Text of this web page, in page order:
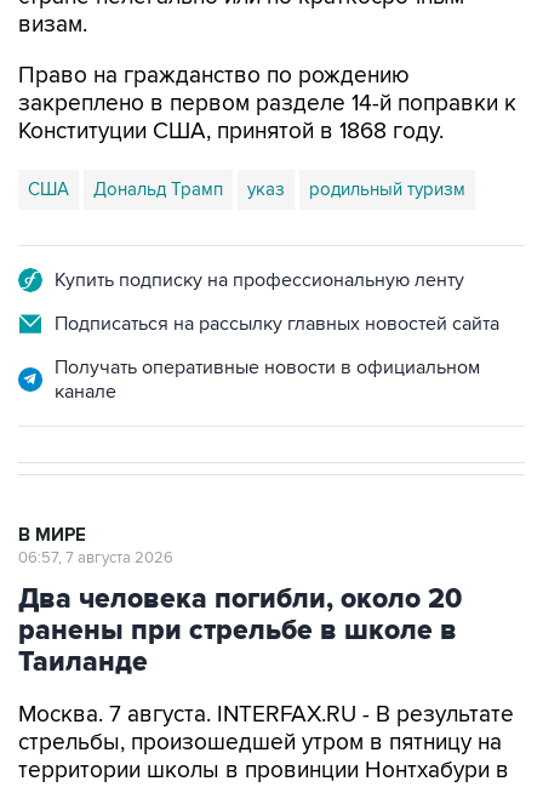
Право на гражданство по рождению
Конституции США, принятой в 1868 году.
США Дональд Трамп указ родильный туризм
Подписаться на рассылку главных новостей сайта
Получать оперативные новости в официальном
Два человека погибли, около 20
ранены при стрельбе в школе в
Таиланде
Москва. 7 августа. INTERFAX.RU - В результате
территории школы в провинции Нонтхабури в
Таиланде, погибли два учителя, еще около 20
человек получили ранения. Об этомсообщает